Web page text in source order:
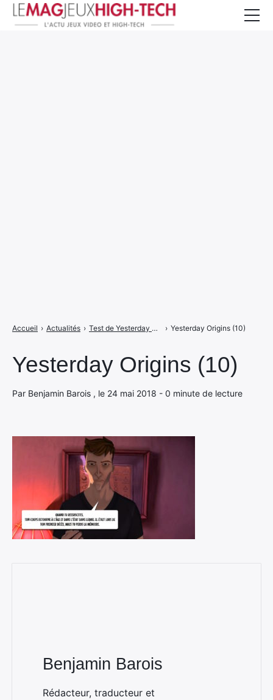
Yesterday Origins (10)
Par Benjamin Barois , le 24 mai 2018 - 0 minute de lecture
Accueil › Actualités › Test de Yesterday Origins : vivre, mourir et tout recommencer sur Switch › Yesterday Origins (10)
Benjamin Barois
Rédacteur, traducteur et